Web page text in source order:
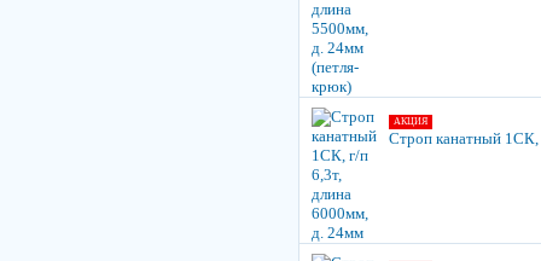
АКЦИЯ
Строп канатный 1СК,